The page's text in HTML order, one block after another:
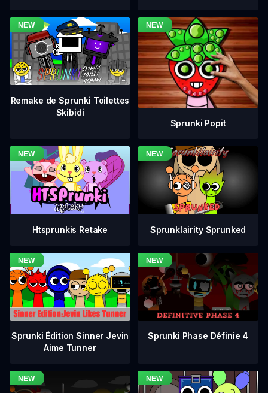
Remake de Sprunki Toilettes
Skibidi
Sprunki Popit
Htsprunkis Retake Sprunklairity Sprunked
Sprunki Édition Sinner Jevin
Aime Tunner
Sprunki Phase Définie 4